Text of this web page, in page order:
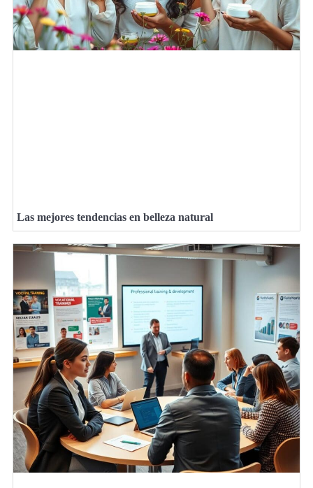
Las mejores tendencias en belleza natural